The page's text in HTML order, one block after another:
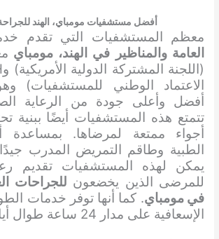
أفضل مستشفيات مومباي، الهند لل
معظم المستشفيات التي تقدم
العامة والمناظير في الهند، مومباي
الاعتماد الوطني للمستشفيات)
أفضل وأعلى جودة من الرعاية
تتمتع هذه المستشفيات أيضًا ببنية
أجواء ممتعة لمرضاها. بمساعدة
الطبية وطاقم التمريض المدرب
يمكن لهذه المستشفيات تقديم
للمرضى الذين يخضعون للجراحات
في مومباي. كما أنها توفر خدمات
الإسعافية على مدار 24 ساعة طوال أيام الأسبوع.